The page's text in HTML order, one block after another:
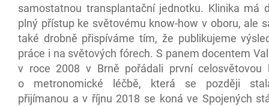
samostatnou transplantační jednotku. Klinika má
plný přístup ke světovému know-how v oboru, ale
také drobně přispíváme tím, že publikujeme
práce i na světových fórech. S panem docentem
v roce 2008 v Brně pořádali první celosvětovou
o metronomické léčbě, která se později
přijímanou a v říjnu 2018 se koná ve Spojených